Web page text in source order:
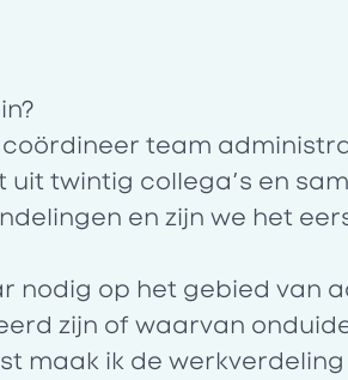
team
twintig collega’s en
en zijn we het
nodig op het gebied van
zijn of waarvan
maak ik de